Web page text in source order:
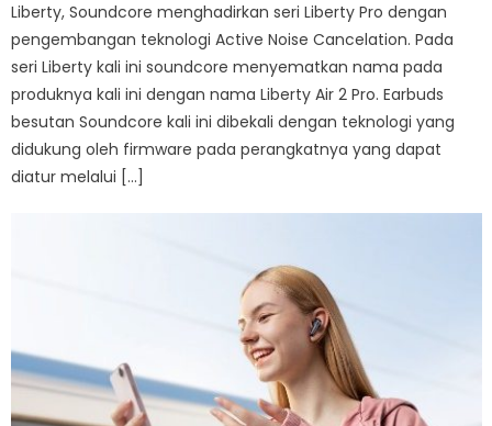
Liberty, Soundcore menghadirkan seri Liberty Pro dengan
pengembangan teknologi Active Noise Cancelation. Pada
seri Liberty kali ini soundcore menyematkan nama pada
produknya kali ini dengan nama Liberty Air 2 Pro. Earbuds
besutan Soundcore kali ini dibekali dengan teknologi yang
didukung oleh firmware pada perangkatnya yang dapat
diatur melalui […]